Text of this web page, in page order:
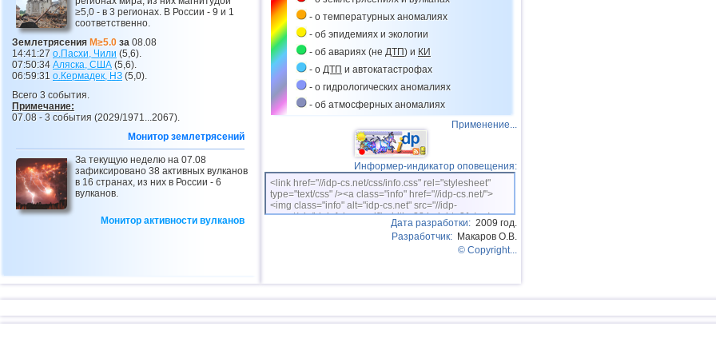
24 Никарагуа
≥5,0 - в 3 регионах. В России - 9 и 1
соответственно.
Землетрясения M≥5.0 за 08.08
14:41:27 о.Пасхи, Чили (5,6).
07:50:34 Аляска, США (5,6).
06:59:31 о.Кермадек, НЗ (5,0).
Всего 3 события.
Примечание:
07.08 - 3 события (2029/1971...2067).
Монитор землетрясений
За текущую неделю на 07.08
зафиксировано 38 активных вулканов
в 16 странах, из них в России - 6
вулканов.
Монитор активности вулканов
- о температурных аномалиях
- об эпидемиях и экологии
- об авариях (не ДТП) и КИ
- о ДТП и автокатастрофах
- о гидрологических аномалиях
- об атмосферных аномалиях
Применение...
Информер-индикатор оповещения:
<link href="//idp-cs.net/css/info.css" rel="stylesheet"
type="text/css" /><a class="info" href="//idp-cs.net/">
<img class="info" alt="idp-cs.net" src="//idp-
cs.net/pix/idpinfok_sm.gif" width=88 height=31 /></a>
Дата разработки: 2009 год.
Разработчик: Макаров О.В.
© Copyright...